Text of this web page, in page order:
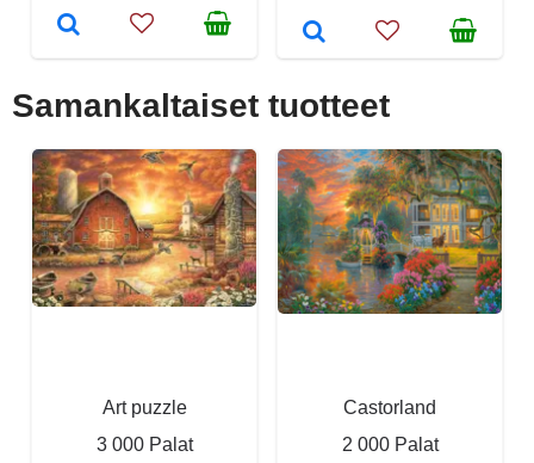
Samankaltaiset tuotteet
Art puzzle
3 000 Palat
Castorland
2 000 Palat